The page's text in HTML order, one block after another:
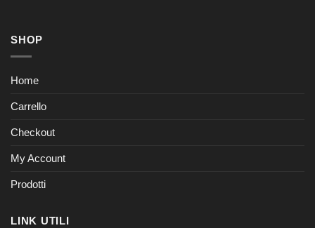
SHOP
Home
Carrello
Checkout
My Account
Prodotti
LINK UTILI